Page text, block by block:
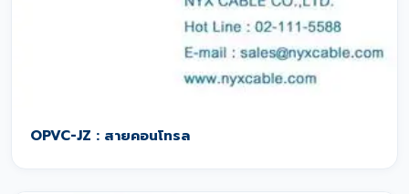
OPVC-JZ : สายคอนโทรล